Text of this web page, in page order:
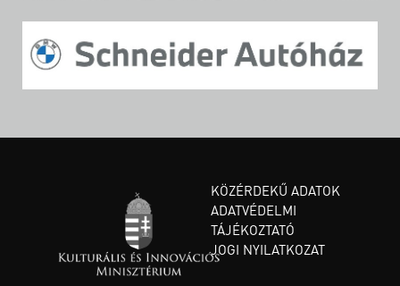
KÖZÉRDEKŰ ADATOK
ADATVÉDELMI
TÁJÉKOZTATÓ
JOGI NYILATKOZAT